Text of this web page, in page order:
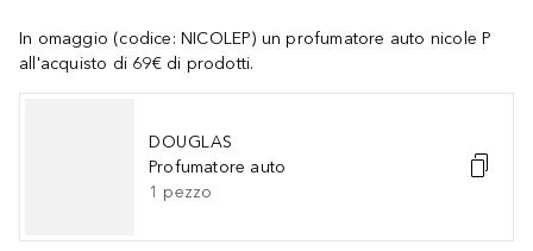
In omaggio (codice: NICOLEP) un profumatore auto nicole P
all'acquisto di 69€ di prodotti.
DOUGLAS
Profumatore auto
1 pezzo